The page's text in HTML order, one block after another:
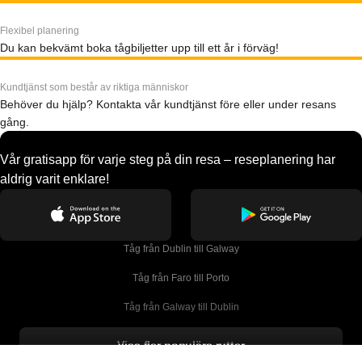
Flexibel planering
Du kan bekvämt boka tågbiljetter upp till ett år i förväg!
Kundtjänst som består av riktiga människor
Behöver du hjälp? Kontakta vår kundtjänst före eller under resans
gång.
Vår gratisapp för varje steg på din resa – reseplanering har
aldrig varit enklare!
Tåg från Dublin till Galway
Tåg från Faro till Porto
Tåg från Galway till Dublin